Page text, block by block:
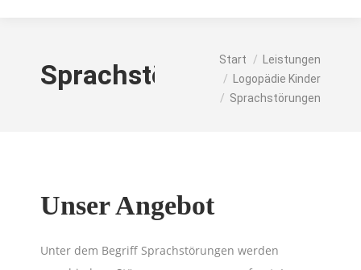
Sprachstörungen
Sie befinden sich hier:
Start
Leistungen
Logopädie Kinder
Sprachstörungen
Unser Angebot
Unter dem Begriff Sprachstörungen werden